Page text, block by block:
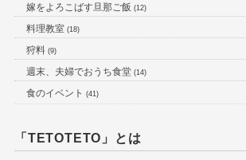
嫁をよろこばす旦那ご飯 (12)
料理教室 (18)
狩料(9)
週末、夫婦でおうち食堂(14)
食のイベント (41)
「TETOTETO」とは